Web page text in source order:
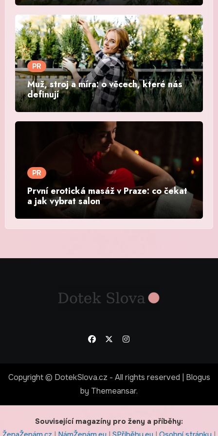
PR
Muž, stroj a míra: o věcech, které nás
definují
PR
První erotická masáž v Praze: co čekat
a jak vybrat salon
Copyright © DotekSlova.cz - All rights reserved
Blogus
by Themeansar.
Související magazíny pro ženy a příběhy: